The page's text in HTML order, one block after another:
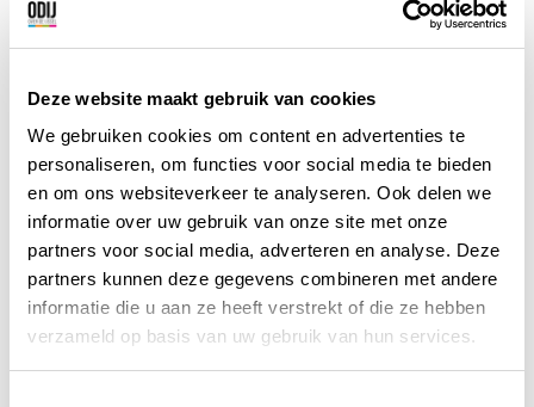
Deze website maakt gebruik van cookies
We gebruiken cookies om content en advertenties te
personaliseren, om functies voor social media te bieden
en om ons websiteverkeer te analyseren. Ook delen we
informatie over uw gebruik van onze site met onze
partners voor social media, adverteren en analyse. Deze
partners kunnen deze gegevens combineren met andere
informatie die u aan ze heeft verstrekt of die ze hebben
verzameld op basis van uw gebruik van hun services.
Gebruik maken van de
De details zijn alleen zichtbaar na invoering van
uw 4 of 5 cijferig lidmaatschapsnummer.
Vorige korting Volgende korting